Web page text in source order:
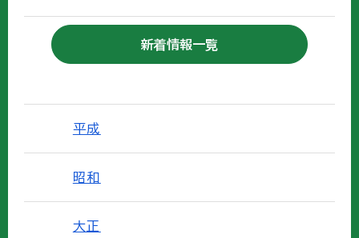
新着情報一覧
平成
昭和
大正